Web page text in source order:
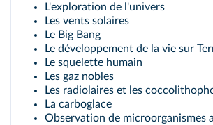
L'exploration de l'univers
Les vents solaires
Le Big Bang
Le développement de la vie sur
Le squelette humain
Les gaz nobles
Les radiolaires et les
La carboglace
Observation de microorganismes